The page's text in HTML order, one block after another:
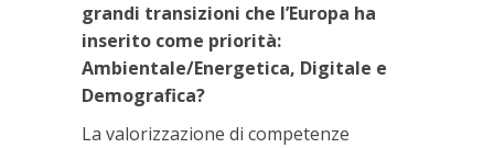
grandi transizioni che l’Europa ha
inserito come priorità:
Ambientale/Energetica, Digitale e
Demografica?
La valorizzazione di competenze